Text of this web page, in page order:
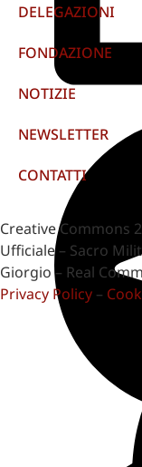
DELEGAZIONI
FONDAZIONE
NOTIZIE
NEWSLETTER
CONTATTI
Creative Commons
Ufficiale – Sacro
Giorgio – Real
Privacy Policy –